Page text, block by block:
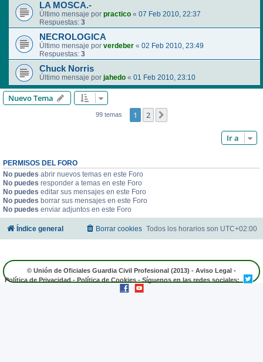
LA MOSCA.-
Último mensaje por practico « 07 Feb 2010, 22:37
Respuestas: 3
NECROLOGICA
Último mensaje por verdeber « 02 Feb 2010, 23:49
Respuestas: 3
Chuck Norris
Último mensaje por jahedo « 01 Feb 2010, 23:10
Nuevo Tema
99 temas 1 2
Ir a
PERMISOS DEL FORO
No puedes abrir nuevos temas en este Foro
No puedes responder a temas en este Foro
No puedes editar sus mensajes en este Foro
No puedes borrar sus mensajes en este Foro
No puedes enviar adjuntos en este Foro
Índice general Todos los horarios son UTC+02:00
Borrar cookies
© Unión de Oficiales Guardia Civil Profesional (2013) - Aviso Legal -
Política de Privacidad - Política de Cookies - Síguenos en las redes sociales: